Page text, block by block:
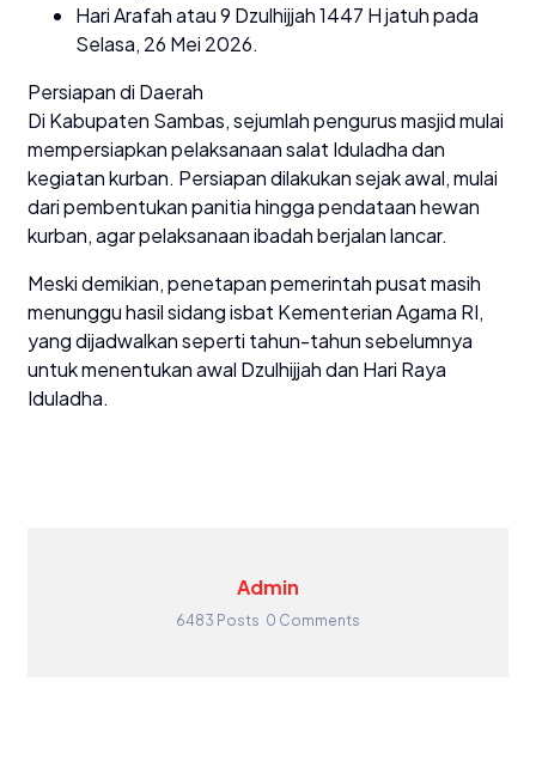
Hari Arafah atau 9 Dzulhijjah 1447 H jatuh pada
Selasa, 26 Mei 2026.
Persiapan di Daerah
Di Kabupaten Sambas, sejumlah pengurus masjid mulai
mempersiapkan pelaksanaan salat Iduladha dan
kegiatan kurban. Persiapan dilakukan sejak awal, mulai
dari pembentukan panitia hingga pendataan hewan
kurban, agar pelaksanaan ibadah berjalan lancar.
Meski demikian, penetapan pemerintah pusat masih
menunggu hasil sidang isbat Kementerian Agama RI,
yang dijadwalkan seperti tahun-tahun sebelumnya
untuk menentukan awal Dzulhijjah dan Hari Raya
Iduladha.
Admin
6483 Posts 0 Comments